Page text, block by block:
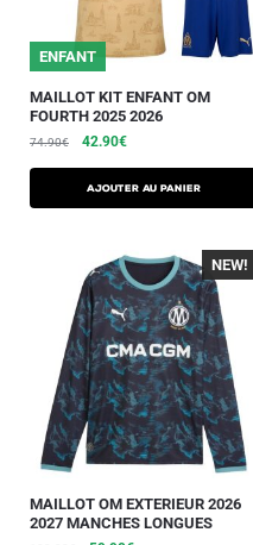
ENFANT
MAILLOT KIT ENFANT OM
FOURTH 2025 2026
74.90€ 42.90€
AJOUTER AU PANIER
-40%
NEW!
MAILLOT OM EXTERIEUR 2026
2027 MANCHES LONGUES